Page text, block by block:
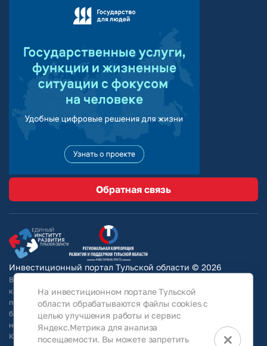
Обратная связь
Инвестиционный портал Тульской области © 2026
Вся информация на сайте носит ознакомительный характер и ни при
каких условиях не является публичной офертой, определяемой
положениями Статьи 437 Гражданского кодекса РФ. Для получения
более подробной информации и окончательных условий следует
непосредственно (уточнять у собственников/ обращаться в АО
КРТО).Используя информацию, указанную на сайте, Общество
×
На инвестиционном портале Тульской
области обрабатываются файлы cookies с
целью улучшения работы и сервис
Яндекс.Метрика для анализа
посещаемости. Вы можете запретить